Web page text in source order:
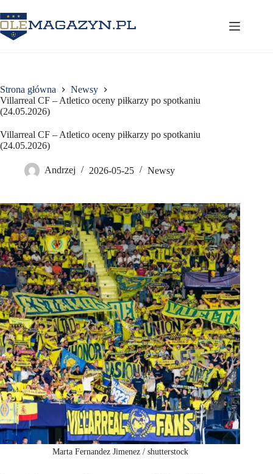
do
treści
Strona główna
Newsy
Villarreal CF – Atletico oceny piłkarzy po spotkaniu
(24.05.2026)
Villarreal CF – Atletico oceny piłkarzy po spotkaniu
(24.05.2026)
Andrzej 2026-05-25 Newsy
Marta Fernandez Jimenez / shutterstock